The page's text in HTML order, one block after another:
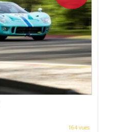
164 vues